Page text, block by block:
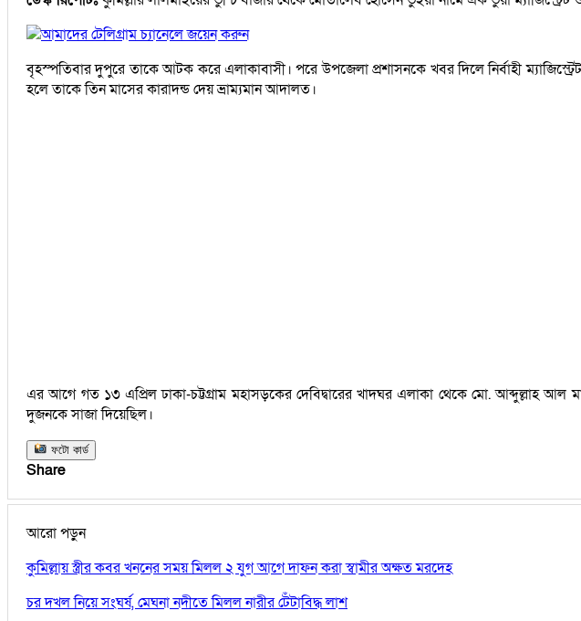
আমাদের টেলিগ্রাম চ্যানেলে জয়েন করুন
বৃহস্পতিবার দুপুরে তাকে আটক করে এলাকাবাসী। পরে উপজেলা প্রশাসনকে খবর দিলে নির্বাহী
হলে তাকে তিন মাসের কারাদন্ড দেয় ভ্রাম্যমান আদালত।
এর আগে গত ১৩ এপ্রিল ঢাকা-চট্টগ্রাম মহাসড়কের দেবিদ্বারের খাদঘর এলাকা থেকে মো. আব্দুল্লাহ
দুজনকে সাজা দিয়েছিল।
ফটো কার্ড
Share
আরো পড়ুন
কুমিল্লায় স্ত্রীর কবর খননের সময় মিলল ২ যুগ আগে দাফন করা স্বামীর অক্ষত মরদেহ
চর দখল নিয়ে সংঘর্ষ, মেঘনা নদীতে মিলল নারীর টেঁটাবিদ্ধ লাশ